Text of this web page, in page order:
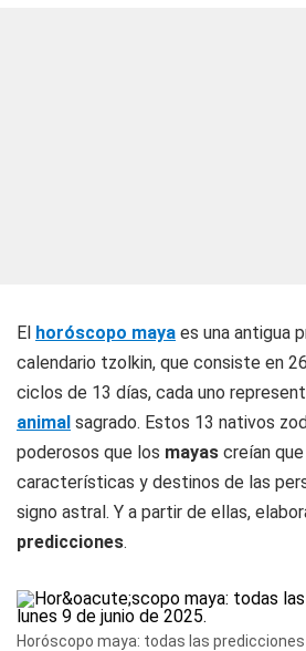
El horóscopo maya es una antigua
calendario tzolkin, que consiste en
ciclos de 13 días, cada uno
animal sagrado. Estos 13 nativos
poderosos que los mayas creían
características y destinos de las
signo astral. Y a partir de ellas,
predicciones.
Horóscopo maya: todas las